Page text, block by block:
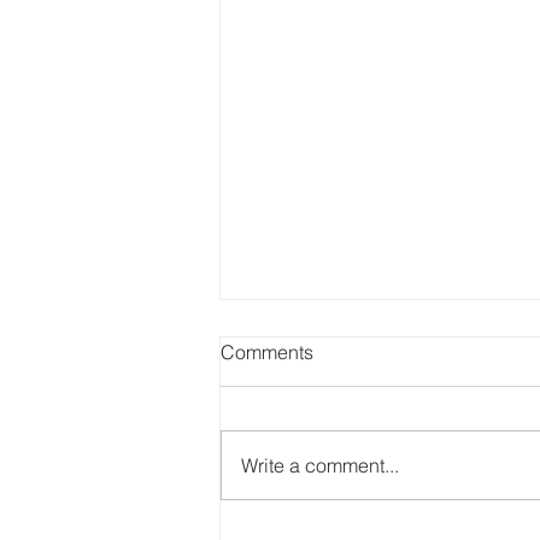
Comments
Write a comment...